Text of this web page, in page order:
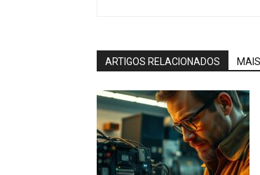
ARTIGOS RELACIONADOS